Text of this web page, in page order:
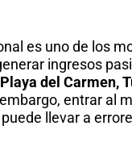
es uno de los
ingresos
Playa del Carmen,
entrar al
llevar a